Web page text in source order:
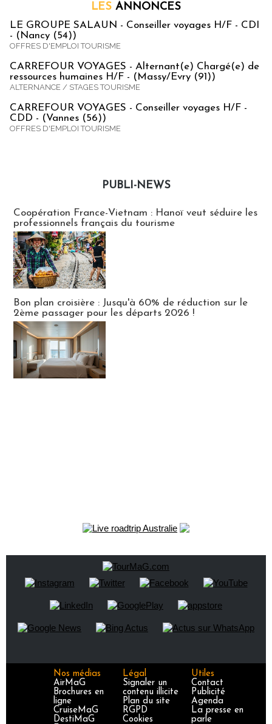
LES ANNONCES
LE GROUPE SALAUN - Conseiller voyages H/F - CDI
- (Nancy (54))
OFFRES D'EMPLOI TOURISME
CARREFOUR VOYAGES - Alternant(e) Chargé(e) de
ressources humaines H/F - (Massy/Evry (91))
ALTERNANCE / STAGES TOURISME
CARREFOUR VOYAGES - Conseiller voyages H/F -
CDD - (Vannes (56))
OFFRES D'EMPLOI TOURISME
PUBLI-NEWS
Coopération France-Vietnam : Hanoï veut séduire les
professionnels français du tourisme
Bon plan croisière : Jusqu'à 60% de réduction sur le
2ème passager pour les départs 2026 !
Nos médias
AirMaG
Brochures en
ligne
CruiseMaG
DestiMaG
Légal
Signaler un
contenu illicite
Plan du site
RGPD
Cookies
Utiles
Contact
Publicité
Agenda
La presse en
parle